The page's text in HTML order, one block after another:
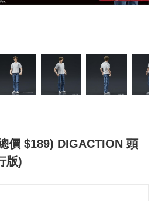
價 $189) DIGACTION 頭
版)